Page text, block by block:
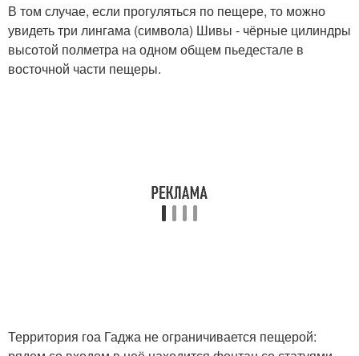
В том случае, если прогуляться по пещере, то можно
увидеть три лингама (символа) Шивы - чёрные цилиндры
высотой полметра на одном общем пьедестале в
восточной части пещеры.
Территория гоа Гаджа не ограничивается пещерой: